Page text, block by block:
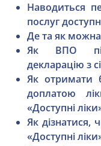
Наводиться
послуг
Де та як
Як ВПО
декларацію з
Як отримати
доплатою
«Доступні
Як дізнатися,
«Доступні